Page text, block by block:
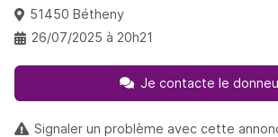
51450 Bétheny
26/07/2025 à 20h21
Je contacte le
Signaler un problème avec cette